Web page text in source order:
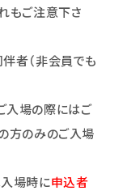
もご注意下さ
者（非会員でも
入場の際にはご
方のみのご入場
場時に申込者